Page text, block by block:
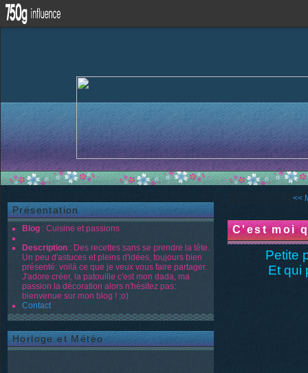
Présentation
Blog : Cuisine et passions
Description : Des recettes sans se prendre la tête.
Un peu d'astuces et pleins d'idées, toujours bien
présenté: voilà ce que je veux vous faire partager.
J'adore créer, la patouille c'est mon dada, ma
passion la décoration alors n'hésitez pas:
bienvenue sur mon blog ! ;o)
Contact
Horloge et Météo
<<
C'est moi
Petite
Et qui